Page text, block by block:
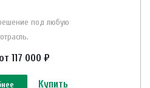
под любую
отрасль.
от 117 000 ₽
Купить